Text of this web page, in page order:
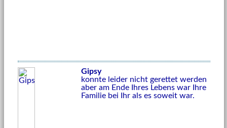
Gipsy
konnte leider nicht gerettet werden
aber am Ende Ihres Lebens war Ihre
Familie bei Ihr als es soweit war.